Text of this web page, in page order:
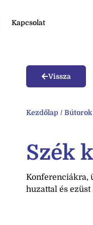
Kapcsolat
Vissza
Kezdőlap /Bútorok
Szék
Konferenciákra,
huzattal és